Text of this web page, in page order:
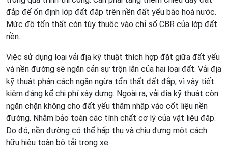
đắp để ổn định lớp đất đắp trên nền đất yếu bão hoà nước.
Mức độ tổn thất còn tùy thuộc vào chỉ số CBR của lớp đất
nền.
Việc sử dụng loại vải địa kỹ thuật thích hợp đặt giữa đất yếu
và nền đường sẽ ngăn cản sự trộn lẫn của hai loại đất. Vải địa
kỹ thuật phân cách ngăn ngừa tổn thất đất đắp, vì vậy tiết
kiệm đáng kể chi phí xây dựng. Ngoài ra, vải địa kỹ thuật còn
ngăn chặn không cho đất yếu thâm nhập vào cốt liệu nền
đường. Nhằm bảo toàn các tính chất cơ lý của vật liệu đắp.
Do đó, nền đường có thể hấp thụ và chịu đựng một cách
hữu hiệu toàn bộ tải trọng xe.